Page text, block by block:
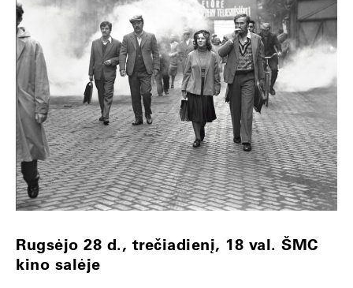
Rugsėjo 28 d., trečiadienį, 18 val. ŠMC
kino salėje